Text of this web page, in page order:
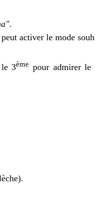
.
activer le mode
le 3ème pour admirer le